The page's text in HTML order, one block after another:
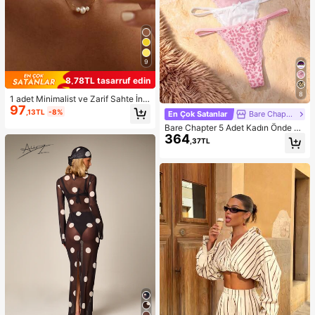
9
8,78TL tasarruf edin
1 adet Minimalist ve Zarif Sahte İnci
Kolye, Kadınların Günlük Giyimine
Uygun
97 ,13TL -8%
8
En Çok Satanlar Bare Chapter
Bare Chapter 5 Adet Kadın Önde Fi
yonklu Dantel Yama Desenli Leopar
Baskılı Tanga
364 ,37TL